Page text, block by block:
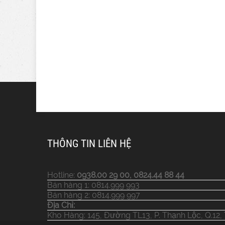
THÔNG TIN LIÊN HỆ
Hotline: 0938.00 29 00, 0824.44 88 44
Bán hàng 1: 0814.999 993
Bán hàng 2: 0814.999 997
Địa Chỉ:
Kho Hàng: 145, Đường TL13, P. Thạnh Lộc,